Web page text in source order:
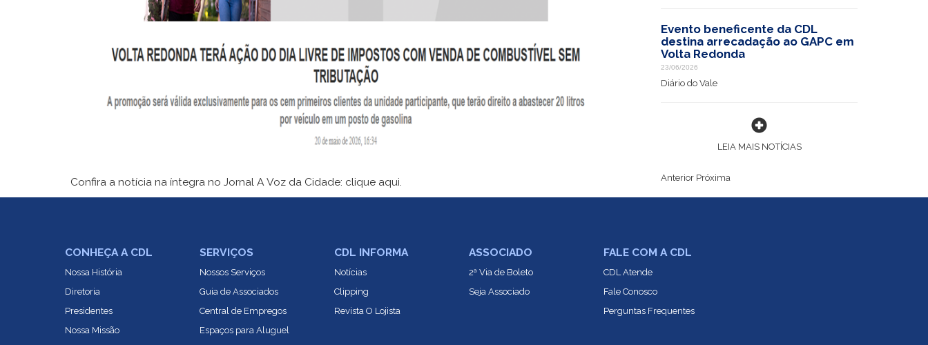
Confira a notícia na íntegra no Jornal A Voz da Cidade: clique aqui.
Evento beneficente da CDL
destina arrecadação ao GAPC em
Volta Redonda
23/06/2026
Diário do Vale
LEIA MAIS NOTÍCIAS
Anterior Próxima
CONHEÇA A CDL
Nossa História
Diretoria
Presidentes
Nossa Missão
SERVIÇOS
Nossos Serviços
Guia de Associados
Central de Empregos
Espaços para Aluguel
CDL INFORMA
Notícias
Clipping
Revista O Lojista
ASSOCIADO
2ª Via de Boleto
Seja Associado
FALE COM A CDL
CDL Atende
Fale Conosco
Perguntas Frequentes